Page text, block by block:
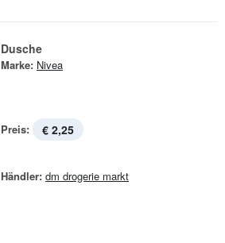
Dusche
Marke: Nivea
Preis: € 2,25
Händler: dm drogerie markt